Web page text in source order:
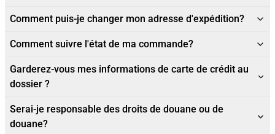
Comment puis-je changer mon adresse d'expédition?
Comment suivre l'état de ma commande?
Garderez-vous mes informations de carte de crédit au
dossier ?
Serai-je responsable des droits de douane ou de
douane?